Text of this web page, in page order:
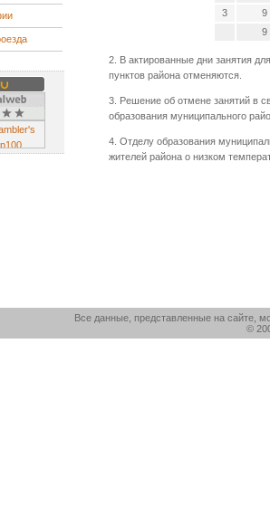
3
9
9
2. В актированные дни занятия
пунктов района отменяются.
3. Решение об отмене занятий в
образования муниципального
4. Отделу образования
жителей района о низком
Все данные, представленные на сайте,
©